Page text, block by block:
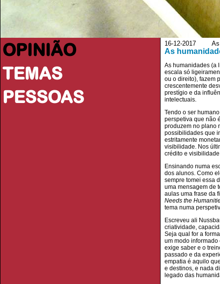
OPINIÃO
TEMAS
PESSOAS
16-12-2017 As
As
As humanidades (a
escala só
ou o direito), fazem
crescentemente
prestígio e da
intelectuais.
Tendo o ser
perspetiva que não
produzem no plano
possibilidades que
estritamente
visibilidade. Nos
crédito e
Ensinando numa
dos alunos. Como
sempre tomei essa
uma mensagem de
aulas uma frase da
Needs the
tema numa
Escreveu ali
criatividade,
Seja qual for a
um modo informado
exige saber e o
passado e da
empatia é aquilo
e destinos, e nada
legado das